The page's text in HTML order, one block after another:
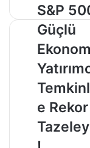
S&P
500,
Güçlü
Ekonomi
ve
Yatırımcı
Temkinliliğiyle
Rekor
Tazeleyebilir!
S&P
Güçlü
e Rekor